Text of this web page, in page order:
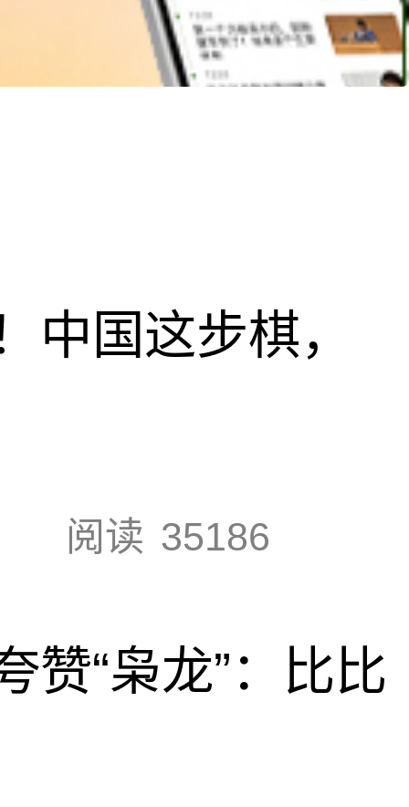
中国这步棋，
阅读 35186
赞“枭龙”：比比